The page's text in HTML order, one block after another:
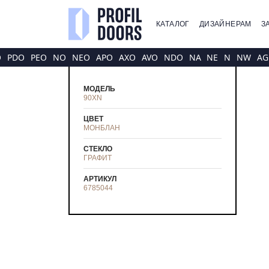
КАТАЛОГ ДИЗАЙНЕРАМ
PDO PEO NO NEO APO AXO AVO NDO NA NE N NW AG
МОДЕЛЬ
90XN
ЦВЕТ
МОНБЛАН
СТЕКЛО
ГРАФИТ
АРТИКУЛ
6785044